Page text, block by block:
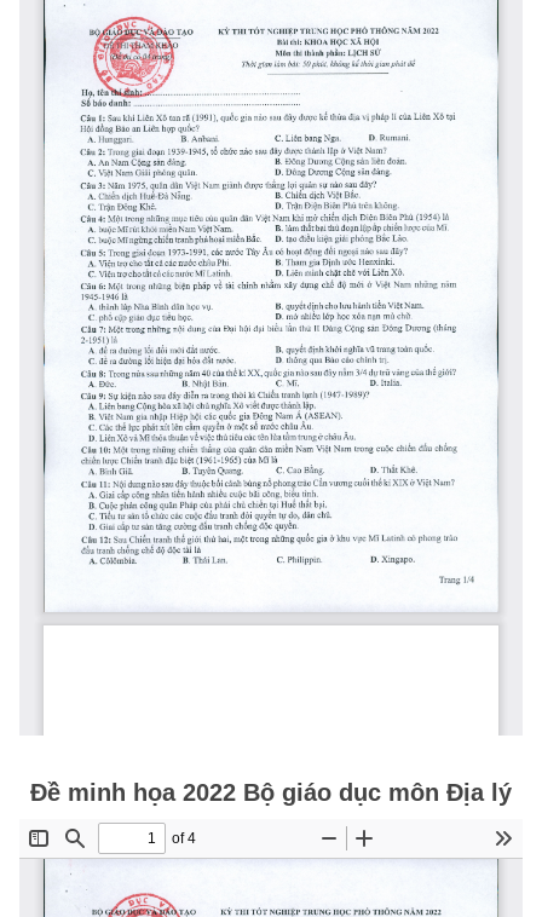
Đề minh họa 2022 Bộ giáo dục môn Địa lý